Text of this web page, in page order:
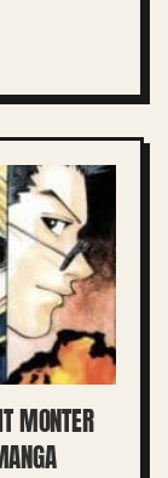
MONTER